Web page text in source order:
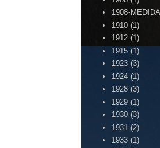
1908-
1910 (1)
1912 (1)
1915 (1)
1923 (3)
1924 (1)
1928 (3)
1929 (1)
1930 (3)
1931 (2)
1933 (1)